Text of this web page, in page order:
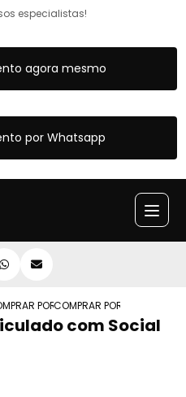
especialistas!
agora mesmo
por Whatsapp
ARTICULADOS
PORTAO ARTICULADO DE
COMPRAR PORTAO
com Social